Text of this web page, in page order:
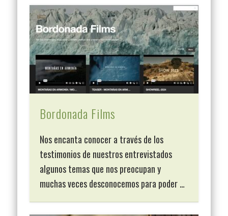
Bordonada Films
Nos encanta conocer a través de los
testimonios de nuestros entrevistados
algunos temas que nos preocupan y
muchas veces desconocemos para poder …